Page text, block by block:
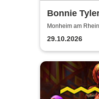
Bonnie
Tournee
Monheim am
29.10.2026